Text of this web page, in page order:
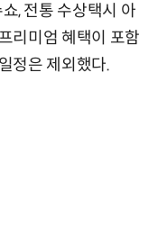
, 전통 수상택시 아
리미엄 혜택이 포함
정은 제외했다.